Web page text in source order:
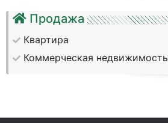
Продажа
Квартира
Коммерческая недвижимость